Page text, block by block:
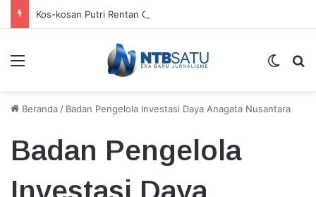
Kos-kosan Putri Rentan Gangguan Kamtibmas
Menu
Beranda / Badan Pengelola Investasi Daya Anagata Nusantara
Badan Pengelola